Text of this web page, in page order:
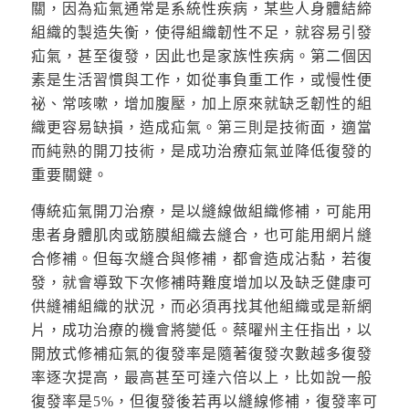
關，因為疝氣通常是系統性疾病，某些人身體結締
組織的製造失衡，使得組織韌性不足，就容易引發
疝氣，甚至復發，因此也是家族性疾病。第二個因
素是生活習慣與工作，如從事負重工作，或慢性便
祕、常咳嗽，增加腹壓，加上原來就缺乏韌性的組
織更容易缺損，造成疝氣。第三則是技術面，適當
而純熟的開刀技術，是成功治療疝氣並降低復發的
重要關鍵。
傳統疝氣開刀治療，是以縫線做組織修補，可能用
患者身體肌肉或筋膜組織去縫合，也可能用網片縫
合修補。但每次縫合與修補，都會造成沾黏，若復
發，就會導致下次修補時難度增加以及缺乏健康可
供縫補組織的狀況，而必須再找其他組織或是新網
片，成功治療的機會將變低。蔡曜州主任指出，以
開放式修補疝氣的復發率是隨著復發次數越多復發
率逐次提高，最高甚至可達六倍以上，比如說一般
復發率是5%，但復發後若再以縫線修補，復發率可